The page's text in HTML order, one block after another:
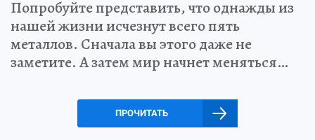
Попробуйте представить, что однажды из
нашей жизни исчезнут всего пять
металлов. Сначала вы этого даже не
заметите. А затем мир начнет меняться…
ПРОЧИТАТЬ